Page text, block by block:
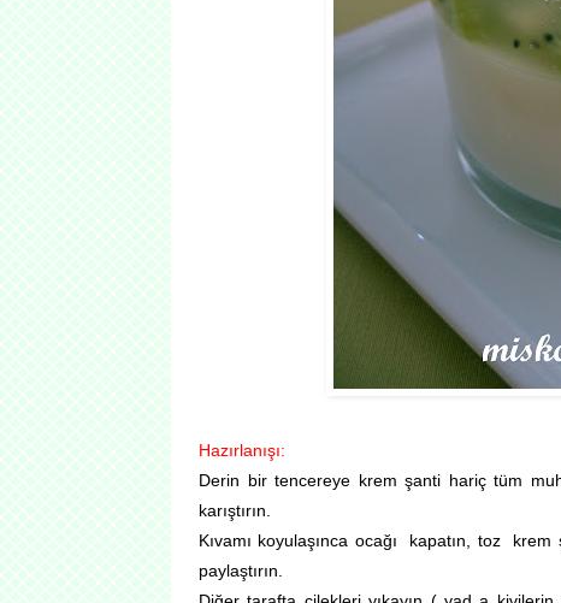
Hazırlanışı:
Derin bir tencereye krem şanti hariç tüm
karıştırın.
Kıvamı koyulaşınca ocağı kapatın, toz
paylaştırın.